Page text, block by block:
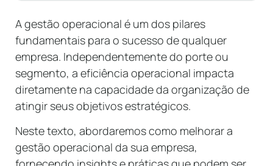
A gestão operacional é um dos pilares
fundamentais para o sucesso de qualquer
empresa. Independentemente do porte ou
segmento, a eficiência operacional impacta
diretamente na capacidade da organização de
atingir seus objetivos estratégicos.
Neste texto, abordaremos como melhorar a
gestão operacional da sua empresa,